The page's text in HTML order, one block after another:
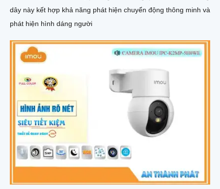
dây này kết hợp khả năng phát hiện chuyển động thông minh và
phát hiện hình dáng người